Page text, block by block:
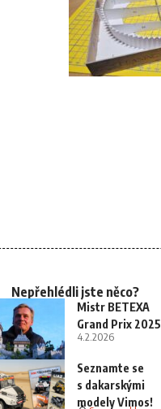
Nepřehlédli jste něco?
Mistr BETEXA
Grand Prix 2025
4.2.2026
Seznamte se
s dakarskými
modely Vimos!